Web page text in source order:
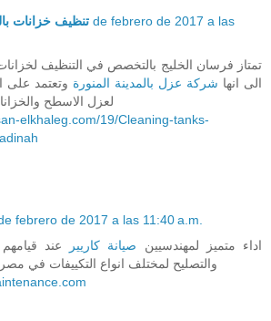
تنظيف خزانات
تمتاز فرسان الخليج بالتخصص في التنظيف لخزانات
الى انها شركة عزل بالمدينة المنورة وتعتمد على
لعزل الاسطح
elkhaleg.com/19/Cleaning-tanks-
de febrero de 2017 a las 11:40 a.m.
اداء متميز لمهندسيين صيانة كاريير
عند
والتصليح لمختلف انواع التكييفات في